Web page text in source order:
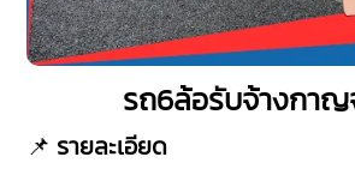
รถ6ล้อรับจ้างกา
📌 รายละเอียด